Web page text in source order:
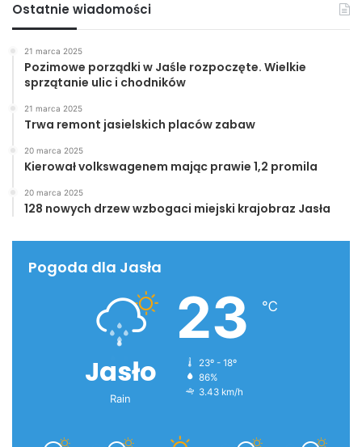
Ostatnie wiadomości
21 marca 2025
Pozimowe porządki w Jaśle rozpoczęte. Wielkie
sprzątanie ulic i chodników
21 marca 2025
Trwa remont jasielskich placów zabaw
20 marca 2025
Kierował volkswagenem mając prawie 1,2 promila
20 marca 2025
128 nowych drzew wzbogaci miejski krajobraz Jasła
Pogoda dla Jasła
Jasło
Rain
23 ℃
23º - 18º
86%
3.43 km/h